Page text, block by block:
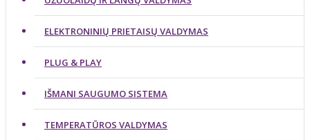
ELEKTRONINIŲ PRIETAISŲ VALDYMAS
PLUG & PLAY
IŠMANI SAUGUMO SISTEMA
TEMPERATŪROS VALDYMAS